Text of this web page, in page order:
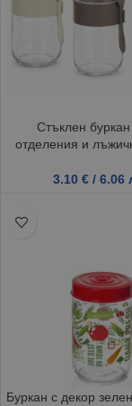
Стъклен
отделения и
3.10€ / 6.06
Буркан с декор